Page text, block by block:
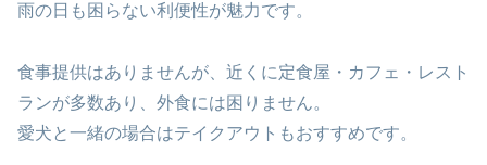
雨の日も困らない利便性が魅力です。
食事提供はありませんが、近くに定食屋・カフェ・レスト
ランが多数あり、外食には困りません。
愛犬と一緒の場合はテイクアウトもおすすめです。